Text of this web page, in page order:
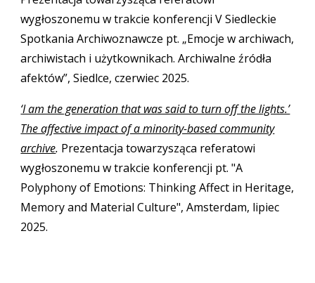
wygłoszonemu w trakcie konferencji V Siedleckie
Spotkania Archiwoznawcze pt. „Emocje w archiwach,
archiwistach i użytkownikach. Archiwalne źródła
afektów”, Siedlce, czerwiec 2025.
‘I am the generation that was said to turn off the lights.’
The affective impact of a minority-based community
archive. Prezentacja towarzysząca referatowi
wygłoszonemu w trakcie konferencji pt. "A
Polyphony of Emotions: Thinking Affect in Heritage,
Memory and Material Culture", Amsterdam, lipiec
2025.